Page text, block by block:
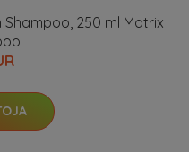
250 ml Matrix